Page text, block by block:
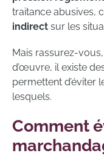
traitance abusives,
indirect sur les
Mais rassurez-
d’œuvre, il existe
permettent d’éviter
lesquels.
Comment